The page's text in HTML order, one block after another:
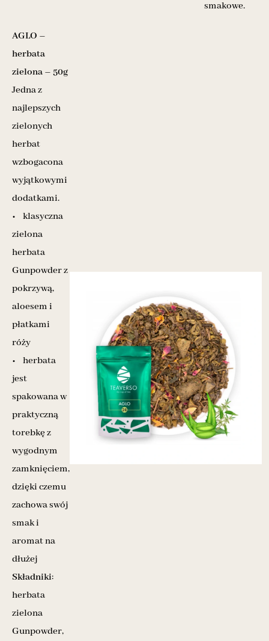
smakowe.
AGLO –
herbata
zielona – 50g
Jedna z
najlepszych
zielonych
herbat
wzbogacona
wyjątkowymi
dodatkami.
• klasyczna
zielona
herbata
Gunpowder z
pokrzywą,
aloesem i
płatkami
róży
• herbata
jest
spakowana w
praktyczną
torebkę z
wygodnym
zamknięciem,
dzięki czemu
zachowa swój
smak i
aromat na
dłużej
Składniki:
herbata
zielona
Gunpowder,